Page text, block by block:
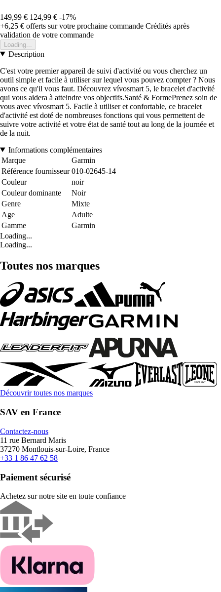
149,99 € 124,99 € -17%
+6,25 € offerts sur votre prochaine commande Crédités après
validation de votre commande
Loading...
Description
C'est votre premier appareil de suivi d'activité ou vous cherchez un
outil simple et facile à utiliser sur lequel vous pouvez compter ? Nous
avons ce qu'il vous faut. Découvrez vívosmart 5, le bracelet d'activité
qui vous aidera à atteindre vos objectifs.Santé & FormePrenez soin de
vous avec vívosmart 5. Facile à utiliser et confortable, ce bracelet
d'activité est doté de nombreuses fonctions qui vous permettent de
suivre votre activité et votre état de santé tout au long de la journée et
de la nuit.
Informations complémentaires
Marque
Garmin
Référence fournisseur 010-02645-14
Couleur
noir
Couleur dominante
Noir
Genre
Mixte
Age
Adulte
Gamme
Garmin
Loading...
Loading...
Toutes nos marques
Découvrir toutes nos marques
SAV en France
Contactez-nous
11 rue Bernard Maris
37270 Montlouis-sur-Loire, France
+33 1 86 47 62 58
Paiement sécurisé
Achetez sur notre site en toute confiance